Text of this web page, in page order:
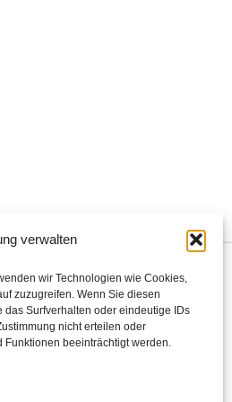
verwalten
wir Technologien wie Cookies,
zuzugreifen. Wenn Sie diesen
Surfverhalten oder eindeutige IDs
nicht erteilen oder
Funktionen beeinträchtigt werden.